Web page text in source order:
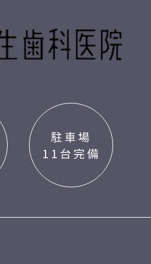
駐車場
11台完備